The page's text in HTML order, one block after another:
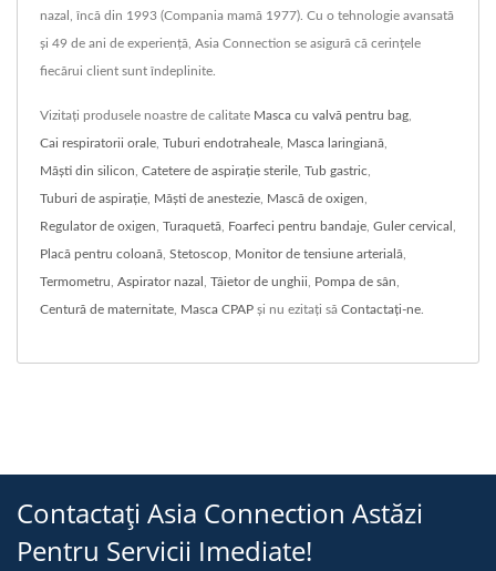
nazal, încă din 1993 (Compania mamă 1977). Cu o tehnologie avansată
și 49 de ani de experiență, Asia Connection se asigură că cerințele
fiecărui client sunt îndeplinite.
Vizitați produsele noastre de calitate Masca cu valvă pentru bag,
Cai respiratorii orale, Tuburi endotraheale, Masca laringiană,
Măști din silicon, Catetere de aspirație sterile, Tub gastric,
Tuburi de aspirație, Măști de anestezie, Mască de oxigen,
Regulator de oxigen, Turaquetă, Foarfeci pentru bandaje, Guler cervical ,
Placă pentru coloană, Stetoscop, Monitor de tensiune arterială,
Termometru, Aspirator nazal , Tăietor de unghii, Pompa de sân,
Centură de maternitate, Masca CPAP și nu ezitați să Contactați-ne.
Contactați Asia Connection Astăzi
Pentru Servicii Imediate!